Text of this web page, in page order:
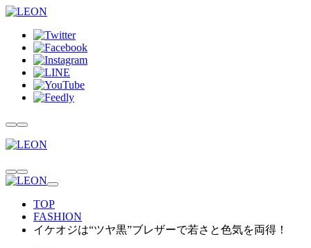
TOP
FASHION
イケオジは“ツヤ黒”ブレザーで若さと色気を両得！